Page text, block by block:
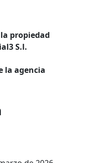
propiedad
S.l.
la agencia